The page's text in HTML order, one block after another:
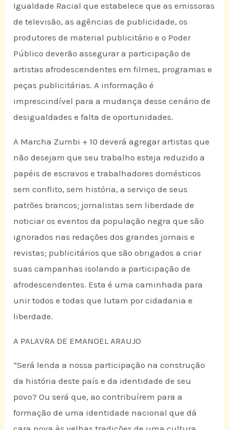
Igualdade Racial que estabelece que as emissoras
de televisão, as agências de publicidade, os
produtores de material publicitário e o Poder
Público deverão assegurar a participação de
artistas afrodescendentes em filmes, programas e
peças publicitárias. A informação é
imprescindível para a mudança desse cenário de
desigualdades e falta de oportunidades.
A Marcha Zumbi + 10 deverá agregar artistas que
não desejam que seu trabalho esteja reduzido a
papéis de escravos e trabalhadores domésticos
sem conflito, sem história, a serviço de seus
patrões brancos; jornalistas sem liberdade de
noticiar os eventos da população negra que são
ignorados nas redações dos grandes jornais e
revistas; publicitários que são obrigados a criar
suas campanhas isolando a participação de
afrodescendentes. Esta é uma caminhada para
unir todos e todas que lutam por cidadania e
liberdade.
A PALAVRA DE EMANOEL ARAUJO
“Será lenda a nossa participação na construção
da história deste país e da identidade de seu
povo? Ou será que, ao contribuírem para a
formação de uma identidade nacional que dá